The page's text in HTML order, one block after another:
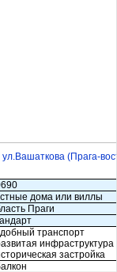
(Прага-
дома или виллы
Праги
транспорт
инфраструктура
застройка